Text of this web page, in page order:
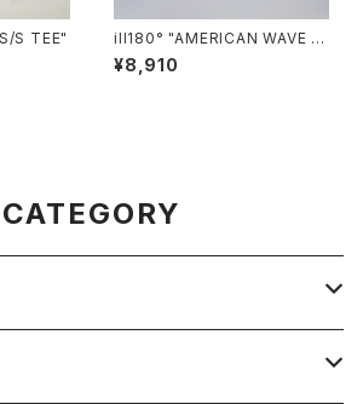
S TEE"
ill180° "AMERICAN WAVE T
EE"
¥8,910
CATEGORY